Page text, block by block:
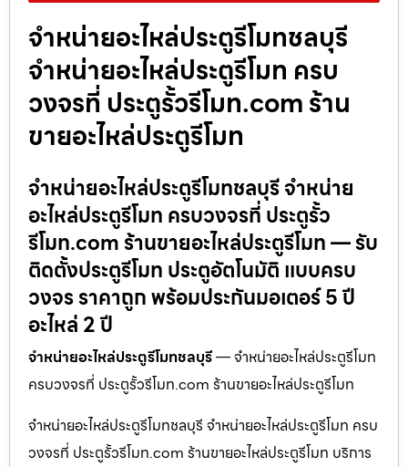
จำหน่ายอะไหล่ประตูรีโมทชลบุรี
จำหน่ายอะไหล่ประตูรีโมท ครบ
วงจรที่ ประตูรั้วรีโมท.com ร้าน
ขายอะไหล่ประตูรีโมท
จำหน่ายอะไหล่ประตูรีโมทชลบุรี จำหน่าย
อะไหล่ประตูรีโมท ครบวงจรที่ ประตูรั้ว
รีโมท.com ร้านขายอะไหล่ประตูรีโมท — รับ
ติดตั้งประตูรีโมท ประตูอัตโนมัติ แบบครบ
วงจร ราคาถูก พร้อมประกันมอเตอร์ 5 ปี
อะไหล่ 2 ปี
จำหน่ายอะไหล่ประตูรีโมทชลบุรี— จำหน่ายอะไหล่ประตูรีโมท
ครบวงจรที่ ประตูรั้วรีโมท.com ร้านขายอะไหล่ประตูรีโมท
จำหน่ายอะไหล่ประตูรีโมทชลบุรี จำหน่ายอะไหล่ประตูรีโมท ครบ
วงจรที่ ประตูรั้วรีโมท.com ร้านขายอะไหล่ประตูรีโมท บริการ